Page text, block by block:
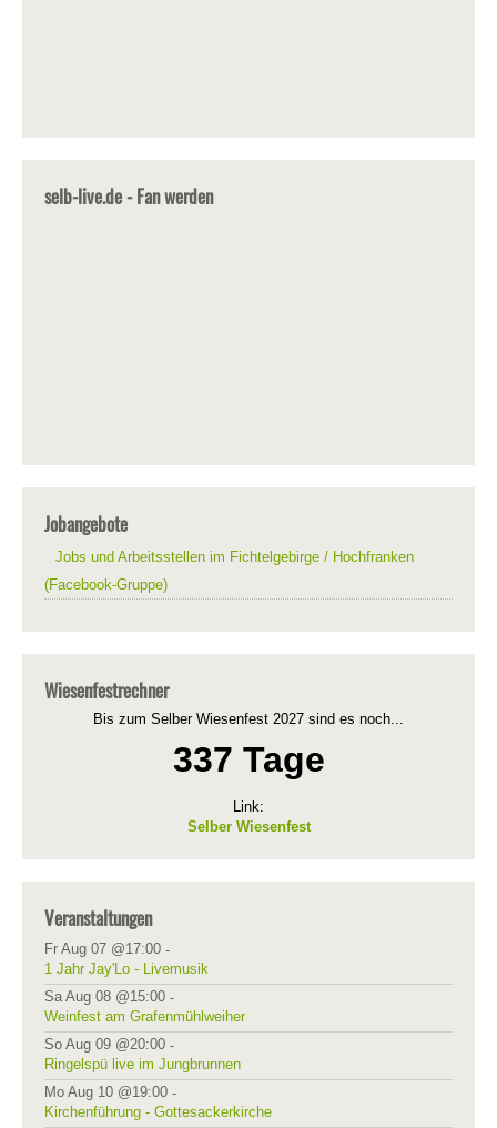
selb-live.de - Fan werden
Jobangebote
Jobs und Arbeitsstellen im Fichtelgebirge / Hochfranken
(Facebook-Gruppe)
Wiesenfestrechner
Bis zum Selber Wiesenfest 2027 sind es noch...
337 Tage
Link:
Selber Wiesenfest
Veranstaltungen
Fr Aug 07 @17:00 -
1 Jahr Jay'Lo - Livemusik
Sa Aug 08 @15:00 -
Weinfest am Grafenmühlweiher
So Aug 09 @20:00 -
Ringelspü live im Jungbrunnen
Mo Aug 10 @19:00 -
Kirchenführung - Gottesackerkirche